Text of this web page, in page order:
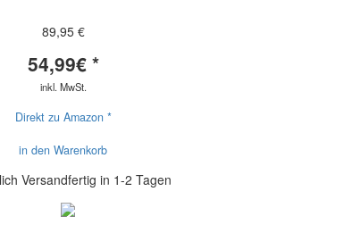
89,95 €
54,99€ *
inkl. MwSt.
Direkt zu Amazon *
in den Warenkorb
Versandfertig in 1-2 Tagen